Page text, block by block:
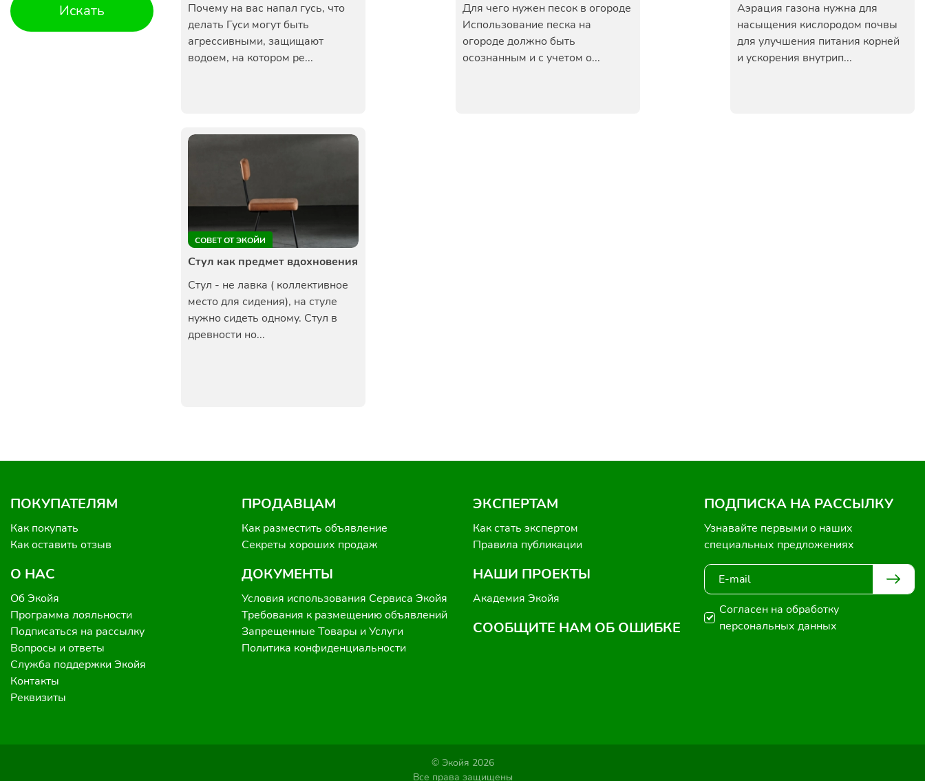
Искать
Почему на вас напал гусь, что
делать Гуси могут быть
агрессивными, защищают
водоем, на котором ре...
Для чего нужен песок в огороде
Использование песка на
огороде должно быть
осознанным и с учетом о...
Аэрация газона нужна для
насыщения кислородом почвы
для улучшения питания корней
и ускорения внутрип...
СОВЕТ ОТ ЭКОЙИ
Стул как предмет вдохновения
Стул - не лавка ( коллективное
место для сидения), на стуле
нужно сидеть одному. Стул в
древности но...
ПОКУПАТЕЛЯМ
Как покупать
Как оставить отзыв
О НАС
Об Экойя
Программа лояльности
Подписаться на рассылку
Вопросы и ответы
Служба поддержки Экойя
Контакты
Реквизиты
ПРОДАВЦАМ
Как разместить объявление
Секреты хороших продаж
ДОКУМЕНТЫ
Условия использования Сервиса Экойя
Требования к размещению объявлений
Запрещенные Товары и Услуги
Политика конфиденциальности
ЭКСПЕРТАМ
Как стать экспертом
Правила публикации
НАШИ ПРОЕКТЫ
Академия Экойя
СООБЩИТЕ НАМ ОБ ОШИБКЕ
ПОДПИСКА НА РАССЫЛКУ
Узнавайте первыми о наших
специальных предложениях
Согласен на обработку
персональных данных
© Экойя 2026
Все права защищены